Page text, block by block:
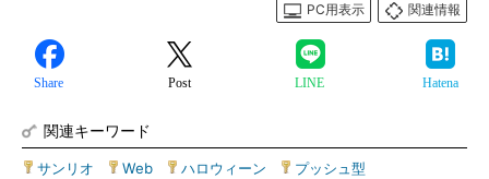
PC用表示
関連情報
Share Post LINE Hatena
関連キーワード
サンリオ Web ハロウィーン プッシュ型